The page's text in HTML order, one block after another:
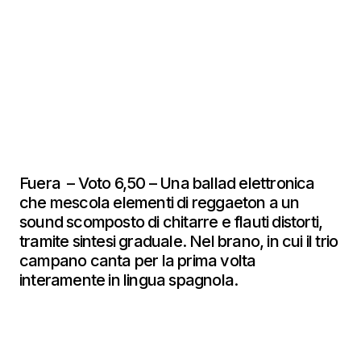
Fuera – Voto 6,50 – Una ballad elettronica
che mescola elementi di reggaeton a un
sound scomposto di chitarre e flauti distorti,
tramite sintesi graduale. Nel brano, in cui il trio
campano canta per la prima volta
interamente in lingua spagnola.